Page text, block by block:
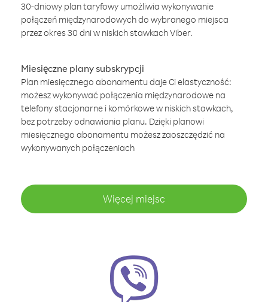
30-dniowy plan taryfowy umożliwia wykonywanie
połączeń międzynarodowych do wybranego miejsca
przez okres 30 dni w niskich stawkach Viber.
Miesięczne plany subskrypcji
Plan miesięcznego abonamentu daje Ci elastyczność:
możesz wykonywać połączenia międzynarodowe na
telefony stacjonarne i komórkowe w niskich stawkach,
bez potrzeby odnawiania planu. Dzięki planowi
miesięcznego abonamentu możesz zaoszczędzić na
wykonywanych połączeniach
Więcej miejsc